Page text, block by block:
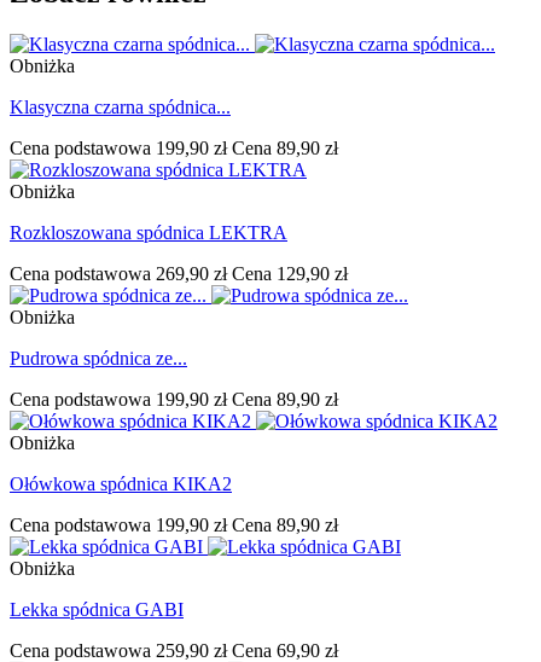
Obniżka
Klasyczna czarna spódnica...
Cena podstawowa 199,90 złCena 89,90 zł
Obniżka
Rozkloszowana spódnica LEKTRA
Cena podstawowa 269,90 złCena 129,90 zł
Obniżka
Pudrowa spódnica ze...
Cena podstawowa 199,90 złCena 89,90 zł
Obniżka
Ołówkowa spódnica KIKA2
Cena podstawowa 199,90 złCena 89,90 zł
Obniżka
Lekka spódnica GABI
Cena podstawowa 259,90 złCena 69,90 zł